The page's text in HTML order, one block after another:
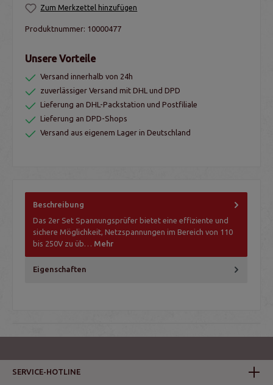
Zum Merkzettel hinzufügen
Produktnummer: 10000477
Unsere Vorteile
Versand innerhalb von 24h
zuverlässiger Versand mit DHL und DPD
Lieferung an DHL-Packstation und Postfiliale
Lieferung an DPD-Shops
Versand aus eigenem Lager in Deutschland
Beschreibung
Das 2er Set Spannungsprüfer bietet eine effiziente und
sichere Möglichkeit, Netzspannungen im Bereich von 110
bis 250V zu üb… Mehr
Eigenschaften
SERVICE-HOTLINE